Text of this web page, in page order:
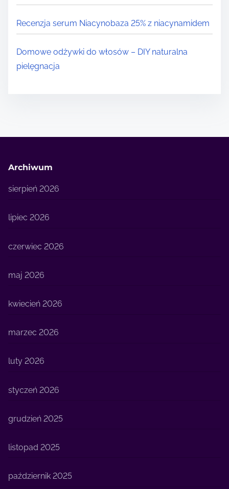
Recenzja serum Niacynobaza 25% z niacynamidem
Domowe odżywki do włosów – DIY naturalna
pielęgnacja
Archiwum
sierpień 2026
lipiec 2026
czerwiec 2026
maj 2026
kwiecień 2026
marzec 2026
luty 2026
styczeń 2026
grudzień 2025
listopad 2025
październik 2025